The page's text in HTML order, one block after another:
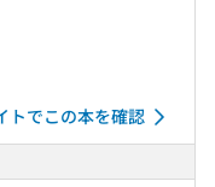
トでこの本を確認